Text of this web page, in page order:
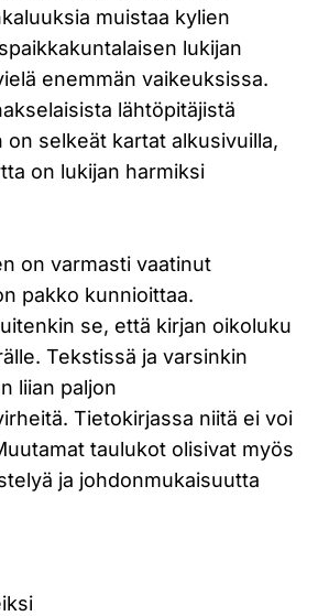
muistaa kylien
lukijan
enemmän vaikeuksissa.
lähtöpitäjistä
on selkeät kartat alkusivuilla,
on lukijan harmiksi
on varmasti vaatinut
pakko kunnioittaa.
se, että kirjan oikoluku
Tekstissä ja varsinkin
liian paljon
Tietokirjassa niitä ei voi
taulukot olisivat myös
ja johdonmukaisuutta